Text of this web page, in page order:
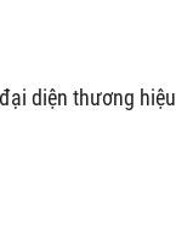
diện thương hiệu